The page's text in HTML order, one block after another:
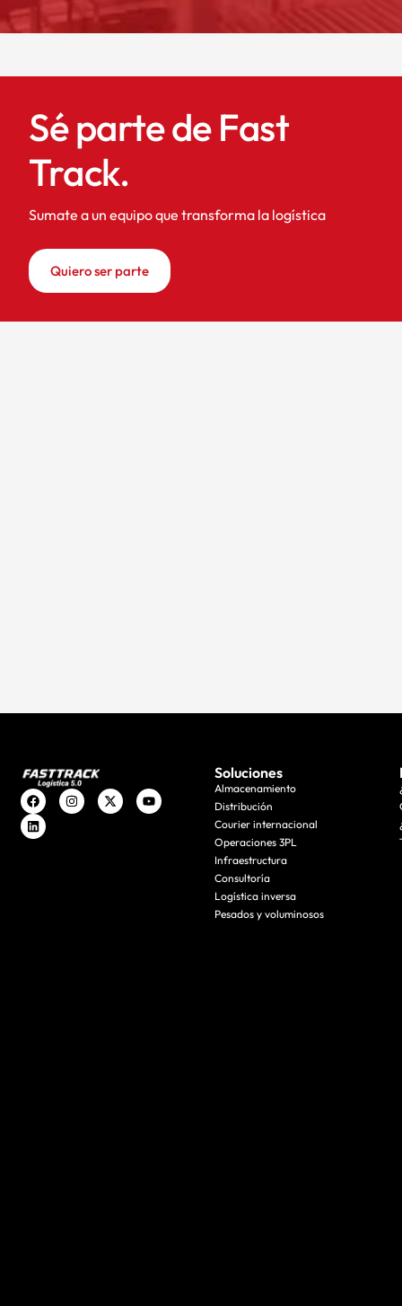
Sé parte de Fast
Track.
Sumate a un equipo que transforma la logística
Quiero ser parte
Soluciones
Almacenamiento
Distribución
Courier internacional
Operaciones 3PL
Infraestructura
Consultoría
Logística inversa
Pesados y voluminosos